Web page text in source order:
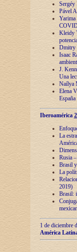
Sergéy
Pável
Yarima
Kleidy
Dmitry
Isaac
J.
Una
Naílya
Elena
España
Iberoamérica
La
Rusia
Brasil
La
2019)
Brasil:
1 de diciembre
América